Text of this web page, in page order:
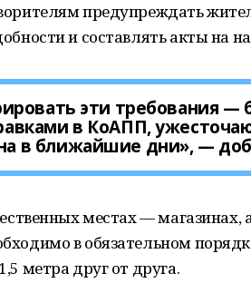
предупреждать
и составлять акты на
эти требования
в КоАПП,
в ближайшие дни», —
местах — магазинах,
в обязательном
метра друг от друга.